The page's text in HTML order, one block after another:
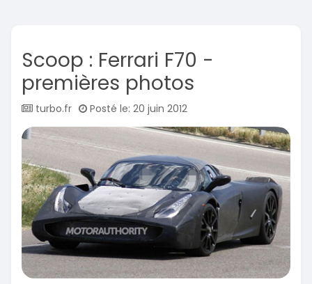
Scoop : Ferrari F70 -
premières photos
turbo.fr Posté le: 20 juin 2012